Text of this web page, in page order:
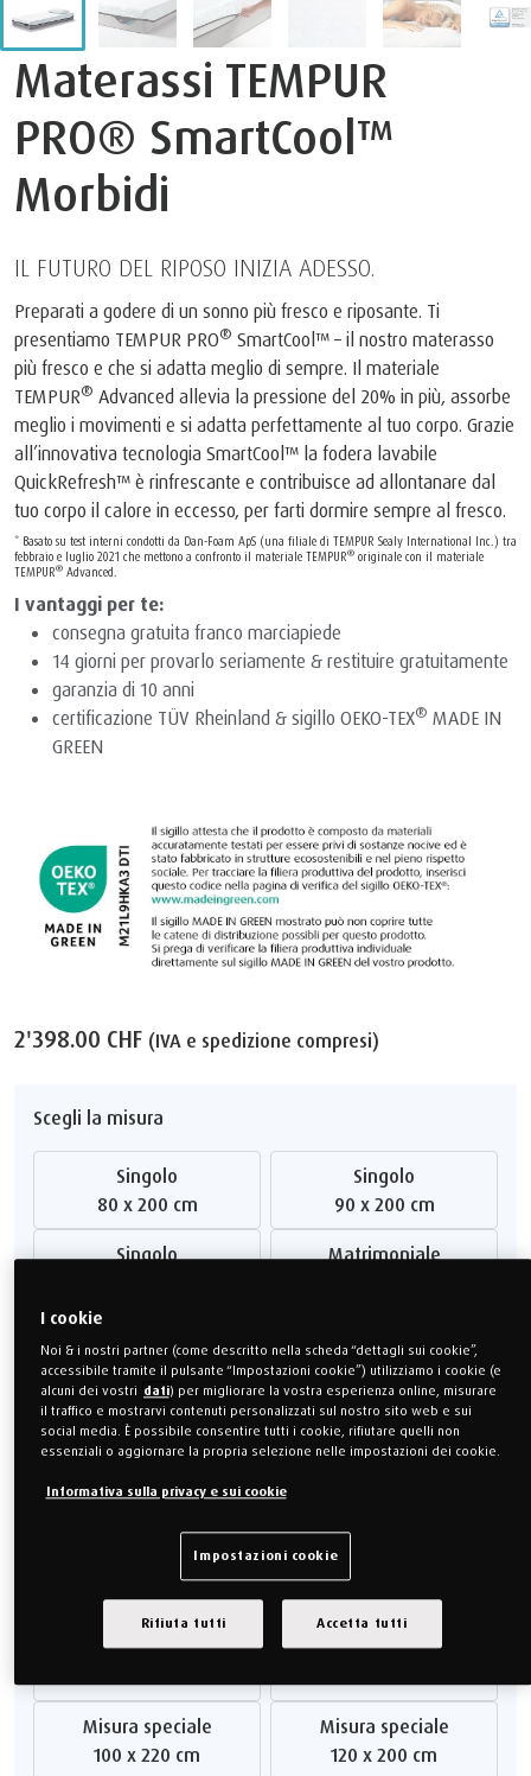
Materassi TEMPUR
PRO® SmartCool™
Morbidi
IL FUTURO DEL RIPOSO INIZIA ADESSO.
Preparati a godere di un sonno più fresco e riposante. Ti
presentiamo TEMPUR PRO® SmartCool™ – il nostro materasso
più fresco e che si adatta meglio di sempre. Il materiale
TEMPUR® Advanced allevia la pressione del 20% in più, assorbe
meglio i movimenti e si adatta perfettamente al tuo corpo. Grazie
all’innovativa tecnologia SmartCool™ la fodera lavabile
QuickRefresh™ è rinfrescante e contribuisce ad allontanare dal
tuo corpo il calore in eccesso, per farti dormire sempre al fresco.
* Basato su test interni condotti da Dan-Foam ApS (una filiale di TEMPUR Sealy International Inc.) tra
febbraio e luglio 2021 che mettono a confronto il materiale TEMPUR® originale con il materiale
TEMPUR® Advanced.
I vantaggi per te:
consegna gratuita franco marciapiede
14 giorni per provarlo seriamente & restituire gratuitamente
garanzia di 10 anni
certificazione TÜV Rheinland & sigillo OEKO-TEX® MADE IN
GREEN
2'398.00 CHF (IVA e spedizione compresi)
Scegli la misura
Singolo
80 x 200 cm
Singolo
90 x 200 cm
Singolo
Matrimoniale
160 x 200 cm
180 x 200 cm
Misura Speciale
80 x 190 cm
Misura speciale
80 x 210 cm
Misura speciale
90 x 210 cm
90 x 220 cm
Misura speciale
Misura speciale
Misura speciale
100 x 220 cm
Misura speciale
120 x 200 cm
I cookie
Noi & i nostri partner (come descritto nella scheda “dettagli sui cookie”,
accessibile tramite il pulsante “Impostazioni cookie”) utilizziamo i cookie (e
alcuni dei vostri dati) per migliorare la vostra esperienza online, misurare
il traffico e mostrarvi contenuti personalizzati sul nostro sito web e sui
social media. È possibile consentire tutti i cookie, rifiutare quelli non
essenziali o aggiornare la propria selezione nelle impostazioni dei cookie.
Informativa sulla privacy e sui cookie
Impostazioni cookie
Rifiuta tutti Accetta tutti